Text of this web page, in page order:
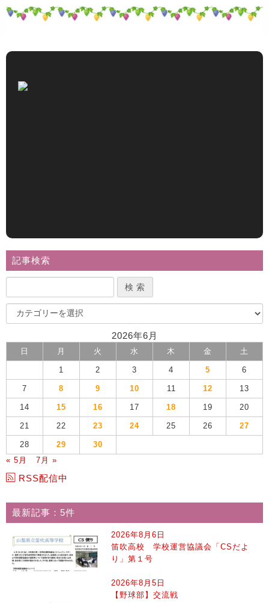
記事検索
2026年6月
日 月 火 水 木 金 土
1 2 3 4 5 6
7 8 9 10 11 12 13
14 15 16 17 18 19 20
21 22 23 24 25 26 27
28 29
30
« 5月
7月 »
RSS配信中
最新記事：5件
2026年8月6日
笛吹高校 学校運営協議会「CSだよ
り」第１号
2026年8月5日
【野球部】交流戦